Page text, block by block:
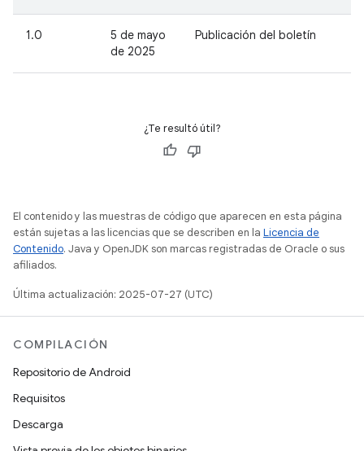
1.0
5 de mayo
de 2025
Publicación del boletín
¿Te resultó útil?
El contenido y las muestras de código que aparecen en esta página
están sujetas a las licencias que se describen en la Licencia de
Contenido. Java y OpenJDK son marcas registradas de Oracle o sus
afiliados.
Última actualización: 2025-07-27 (UTC)
COMPILACIÓN
Repositorio de Android
Requisitos
Descarga